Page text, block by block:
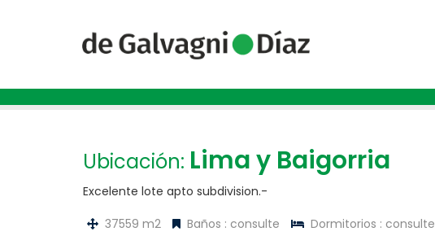
Ubicación: Lima y Baigorria
Excelente lote apto subdivision.-
37559 m2
Baños : consulte Dormitorios : consulte